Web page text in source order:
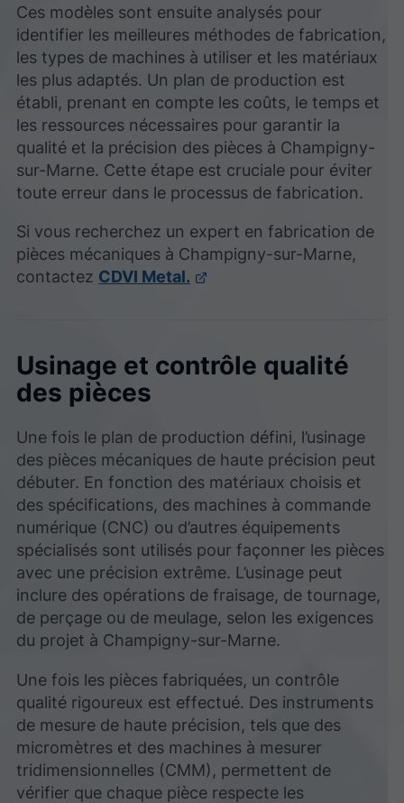
Ces modèles sont ensuite analysés pour
identifier les meilleures méthodes de fabrication,
les types de machines à utiliser et les matériaux
les plus adaptés. Un plan de production est
établi, prenant en compte les coûts, le temps et
les ressources nécessaires pour garantir la
qualité et la précision des pièces à Champigny-
sur-Marne. Cette étape est cruciale pour éviter
toute erreur dans le processus de fabrication.
Si vous recherchez un expert en fabrication de
pièces mécaniques à Champigny-sur-Marne,
contactez CDVI Metal.
Usinage et contrôle qualité
des pièces
Une fois le plan de production défini, l’usinage
des pièces mécaniques de haute précision peut
débuter. En fonction des matériaux choisis et
des spécifications, des machines à commande
numérique (CNC) ou d’autres équipements
spécialisés sont utilisés pour façonner les pièces
avec une précision extrême. L’usinage peut
inclure des opérations de fraisage, de tournage,
de perçage ou de meulage, selon les exigences
du projet à Champigny-sur-Marne.
Une fois les pièces fabriquées, un contrôle
qualité rigoureux est effectué. Des instruments
de mesure de haute précision, tels que des
micromètres et des machines à mesurer
tridimensionnelles (CMM), permettent de
vérifier que chaque pièce respecte les